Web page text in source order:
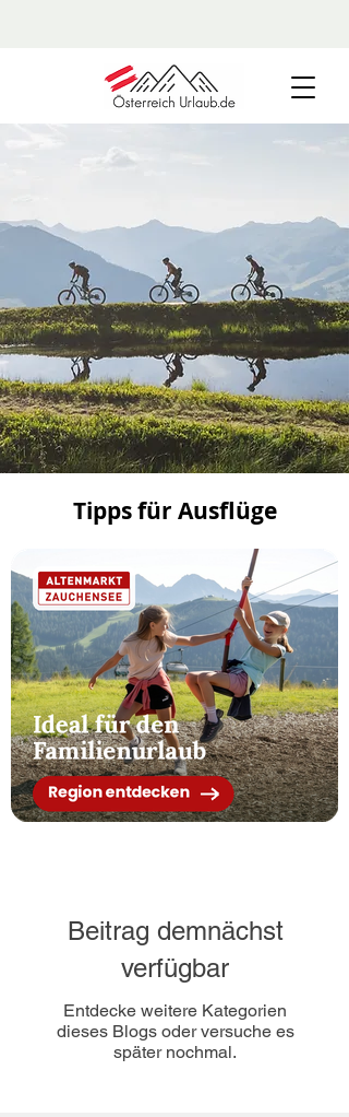
Tipps für Ausflüge
Beitrag demnächst
verfügbar
Entdecke weitere Kategorien
dieses Blogs oder versuche es
später nochmal.